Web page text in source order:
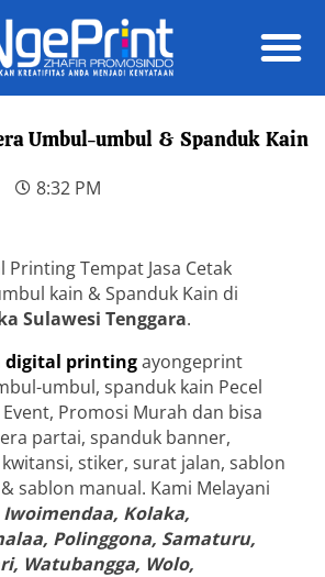
Umbul-umbul & Spanduk Kain
8:32 PM
Printing Tempat Jasa Cetak
kain & Spanduk Kain di
Sulawesi Tenggara.
digital printingayongeprint
umbul, spanduk kain Pecel
Promosi Murah dan bisa
partai, spanduk banner,
stiker, surat jalan, sablon
sablon manual. Kami Melayani
Kolaka,
Polinggona, Samaturu,
Watubangga, Wolo,